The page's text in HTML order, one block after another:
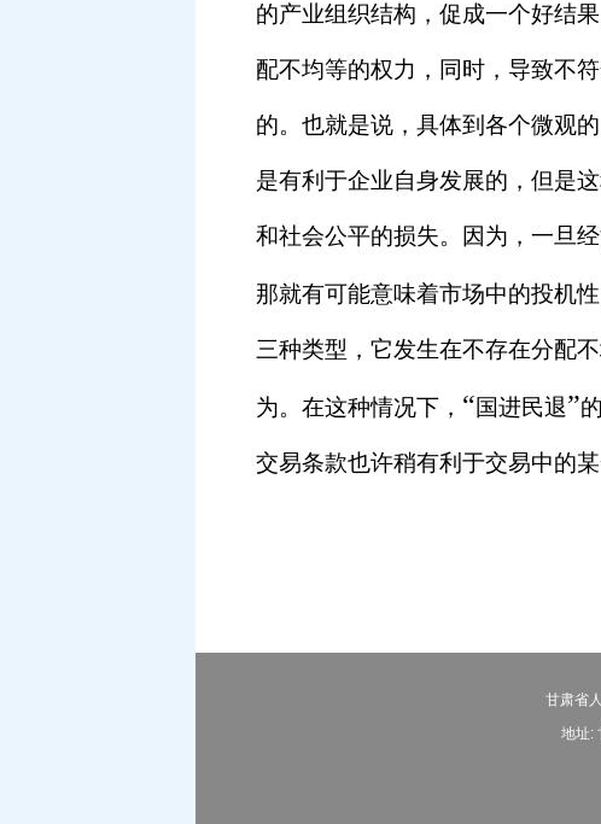
的产业组织结构，促成一个好结
配不均等的权力，同时，导致不
的。也就是说，具体到各个微观
是有利于企业自身发展的，但是
和社会公平的损失。因为，一旦
那就有可能意味着市场中的投机
三种类型，它发生在不存在分配
为。在这种情况下， “国进民退”
交易条款也许稍有利于交易中的
甘肃省
地址: